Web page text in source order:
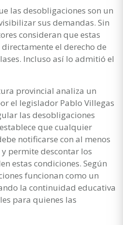
las desobligaciones son un
sus demandas. Sin
consideran que estas
el derecho de
Incluso así lo admitió el
provincial analiza un
el legislador Pablo Villegas
las desobligaciones
que cualquier
notificarse con al menos
permite descontar los
estas condiciones. Según
funcionan como un
la continuidad educativa
para quienes las